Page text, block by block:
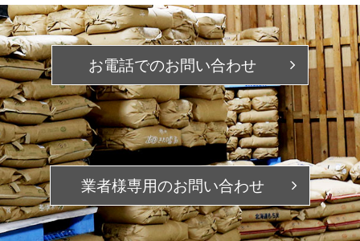
お電話でのお問い合わせ
業者様専用のお問い合わせ